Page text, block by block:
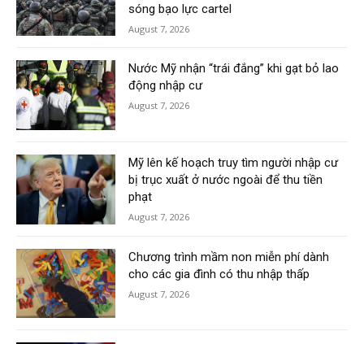
sóng bạo lực cartel
August 7, 2026
Nước Mỹ nhận “trái đắng” khi gạt bỏ lao
động nhập cư
August 7, 2026
Mỹ lên kế hoạch truy tìm người nhập cư
bị trục xuất ở nước ngoài để thu tiền
phạt
August 7, 2026
Chương trình mầm non miễn phí dành
cho các gia đình có thu nhập thấp
August 7, 2026